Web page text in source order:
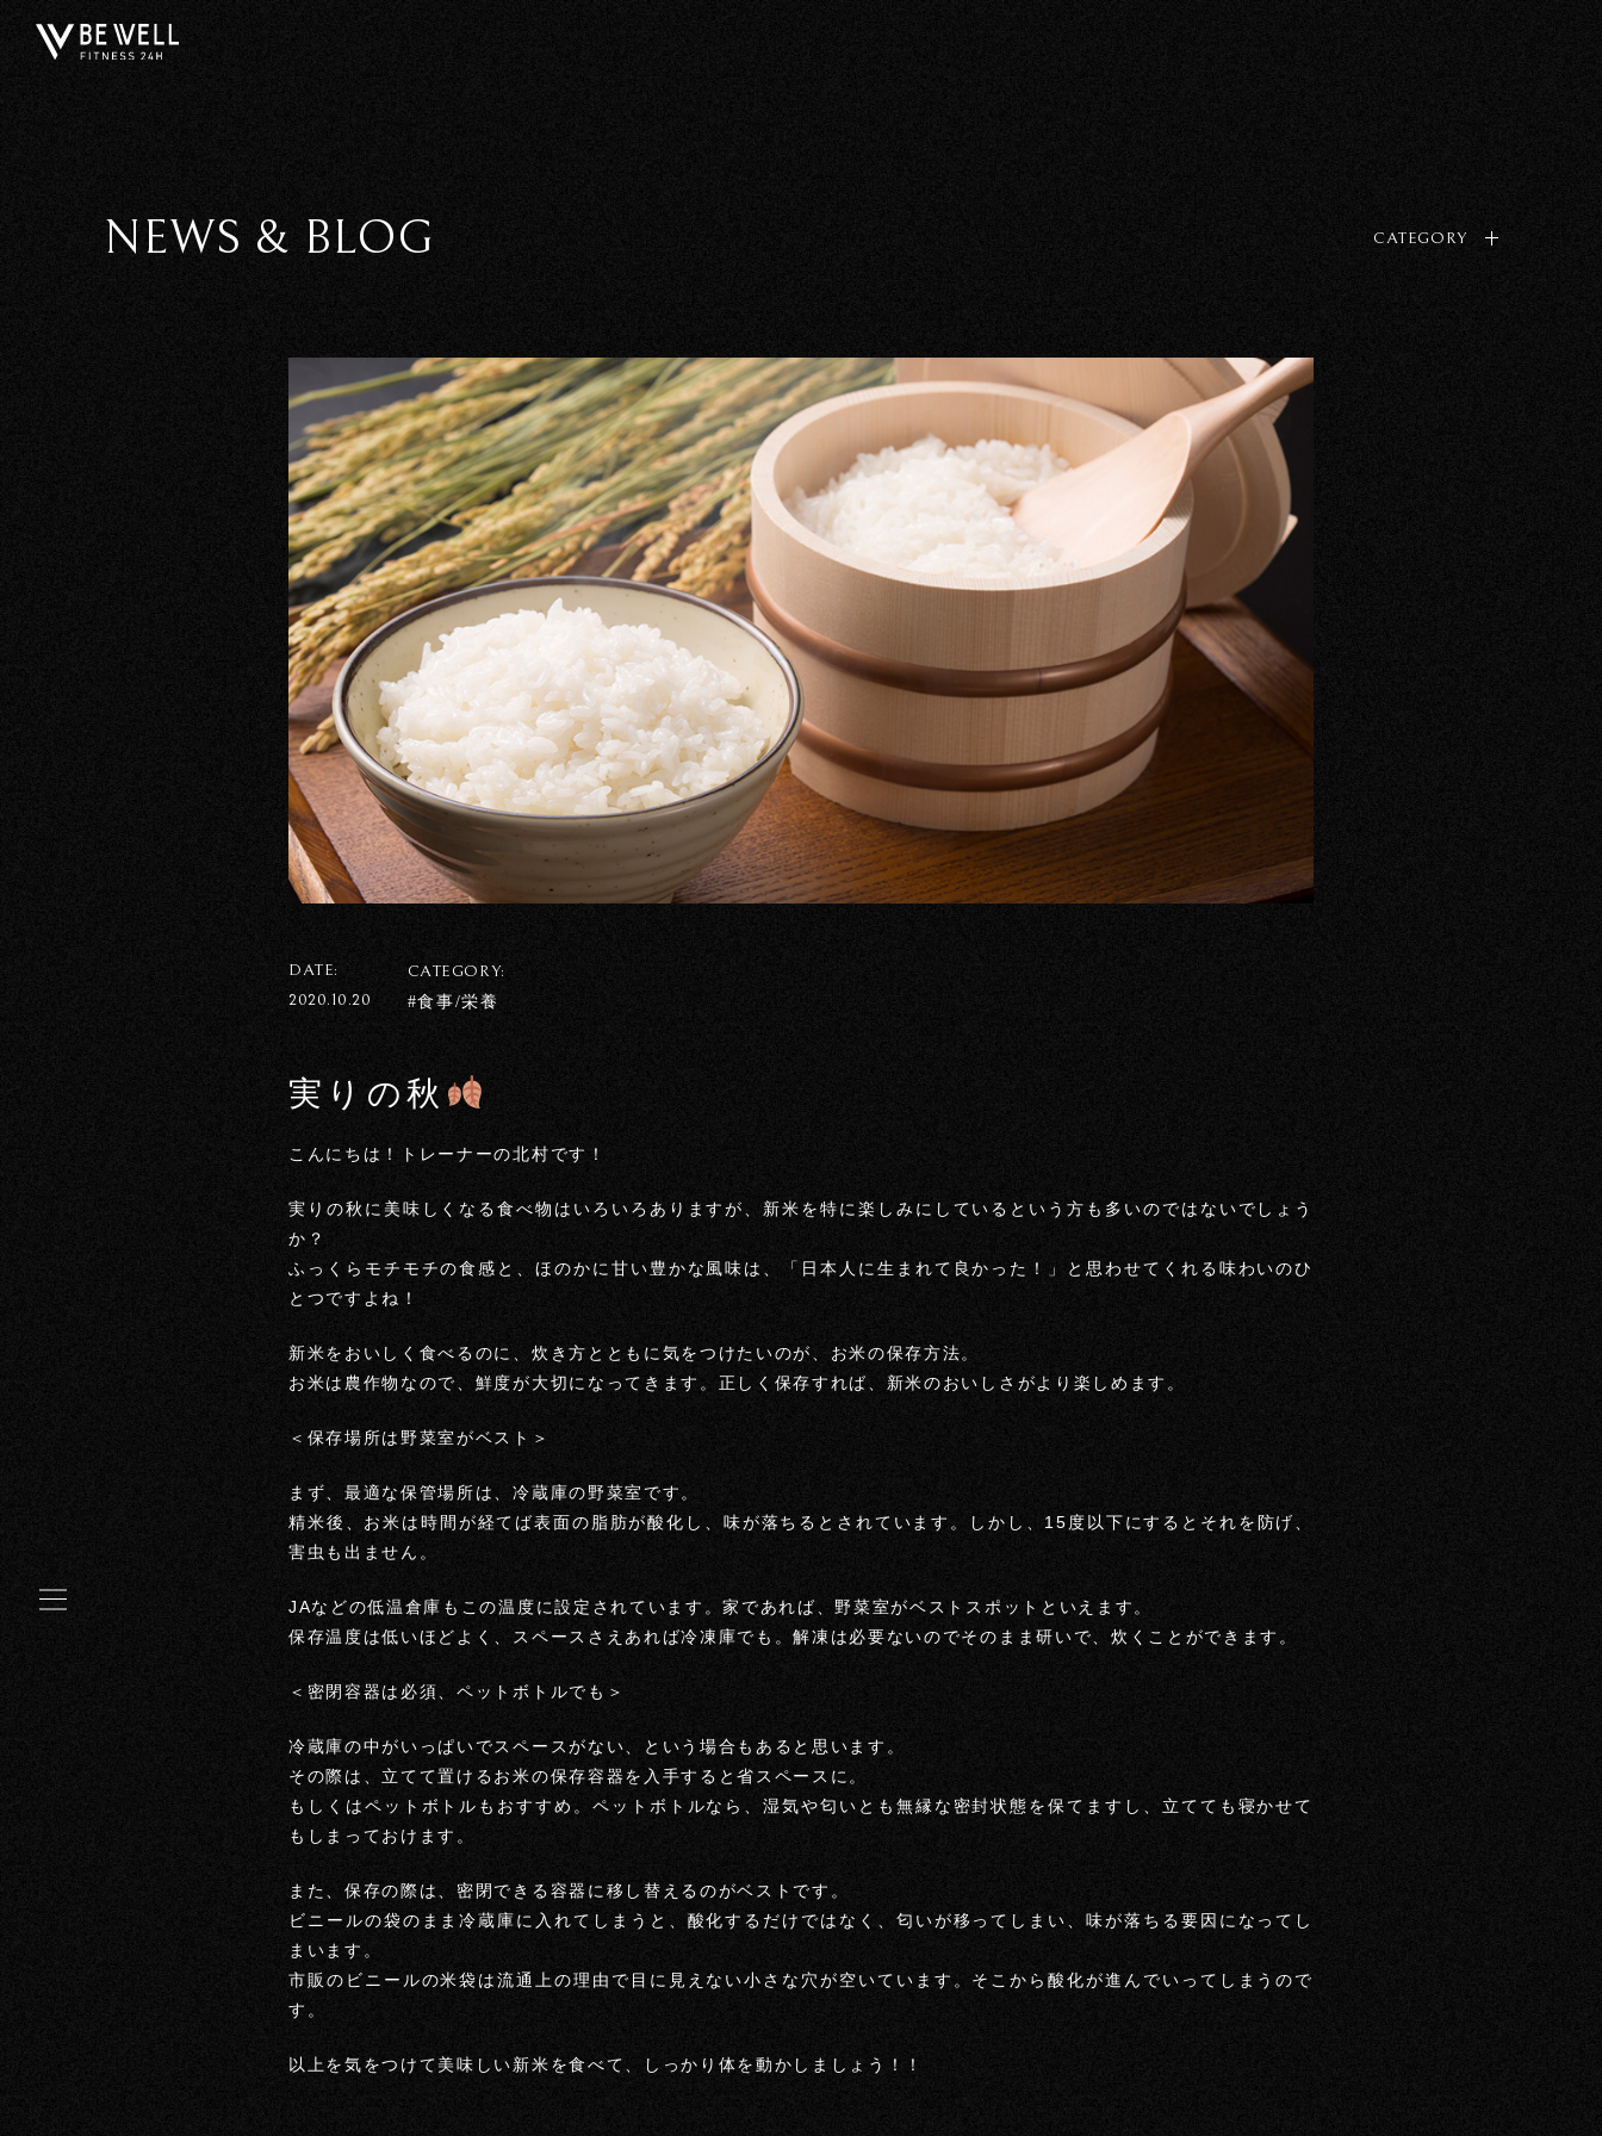
NEWS & BLOG CATEGORY
DATE:
2020.10.20
CATEGORY:
#食事/栄養
実りの秋
こんにちは！トレーナーの北村です！
実りの秋に美味しくなる食べ物はいろいろありますが、新米を特に楽しみにしているという方も多いのではないでしょう
か？
ふっくらモチモチの食感と、ほのかに甘い豊かな風味は、「日本人に生まれて良かった！」と思わせてくれる味わいのひ
とつですよね！
新米をおいしく食べるのに、炊き方とともに気をつけたいのが、お米の保存方法。
お米は農作物なので、鮮度が大切になってきます。正しく保存すれば、新米のおいしさがより楽しめます。
＜保存場所は野菜室がベスト＞
まず、最適な保管場所は、冷蔵庫の野菜室です。
精米後、お米は時間が経てば表面の脂肪が酸化し、味が落ちるとされています。しかし、15度以下にするとそれを防げ、
害虫も出ません。
JAなどの低温倉庫もこの温度に設定されています。家であれば、野菜室がベストスポットといえます。
保存温度は低いほどよく、スペースさえあれば冷凍庫でも。解凍は必要ないのでそのまま研いで、炊くことができます。
＜密閉容器は必須、ペットボトルでも＞
冷蔵庫の中がいっぱいでスペースがない、という場合もあると思います。
その際は、立てて置けるお米の保存容器を入手すると省スペースに。
もしくはペットボトルもおすすめ。ペットボトルなら、湿気や匂いとも無縁な密封状態を保てますし、立てても寝かせて
もしまっておけます。
また、保存の際は、密閉できる容器に移し替えるのがベストです。
ビニールの袋のまま冷蔵庫に入れてしまうと、酸化するだけではなく、匂いが移ってしまい、味が落ちる要因になってし
まいます。
市販のビニールの米袋は流通上の理由で目に見えない小さな穴が空いています。そこから酸化が進んでいってしまうので
す。
以上を気をつけて美味しい新米を食べて、しっかり体を動かしましょう！！